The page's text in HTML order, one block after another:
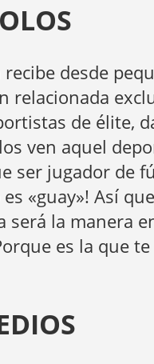
recibe desde
relacionada
de élite,
ven aquel
ser jugador de
«guay»! Así
será la manera
es la que